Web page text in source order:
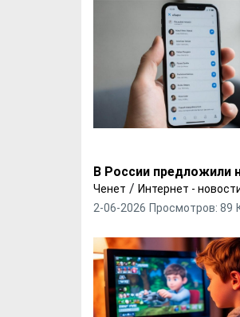
В России предложили
Ченет / Интернет -
2-06-2026 Просмотров: 89